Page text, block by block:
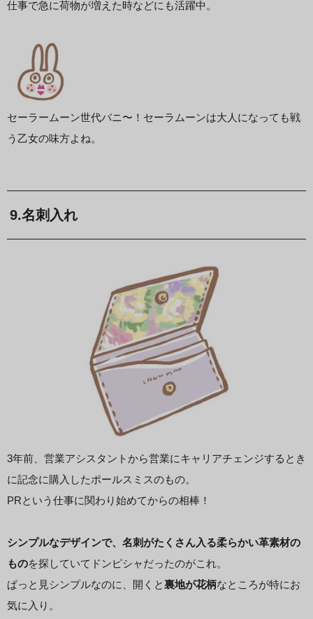
仕事で急に荷物が増えた時などにも活躍中。
セーラームーン世代バニ〜！セーラムーンは大人になっても戦
う乙女の味方よね。
9.名刺入れ
3年前、営業アシスタントから営業にキャリアチェンジするとき
に記念に購入したポールスミスのもの。
PRという仕事に関わり始めてからの相棒！
シンプルなデザインで、名刺がたくさん入る柔らかい革素材の
ものを探していてドンピシャだったのがこれ。
ぱっと見シンプルなのに、開くと裏地が花柄なところが特にお
気に入り。